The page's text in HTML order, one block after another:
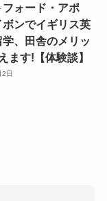
フォード・アポ
ボンでイギリス英
、田舎のメリッ
ます!【体験談】
日